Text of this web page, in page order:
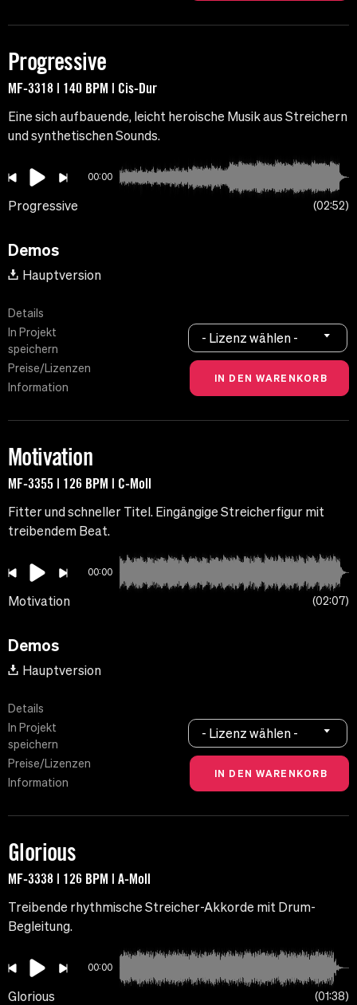
Progressive
MF-3318 | 140 BPM | Cis-Dur
Eine sich aufbauende, leicht heroische Musik aus Streichern
und synthetischen Sounds.
00:00
Progressive 02:52
Demos
Hauptversion
Details
In Projekt
speichern
Preise/Lizenzen
Information
- Lizenz wählen -
Motivation
MF-3355 | 126 BPM | C-Moll
Fitter und schneller Titel. Eingängige Streicherfigur mit
treibendem Beat.
00:00
Motivation 02:07
Demos
Hauptversion
Details
In Projekt
speichern
Preise/Lizenzen
Information
- Lizenz wählen -
Glorious
MF-3338 | 126 BPM | A-Moll
Treibende rhythmische Streicher-Akkorde mit Drum-
Begleitung.
00:00
Glorious 01:38